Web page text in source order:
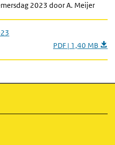
2023 door A. Meijer
PDF | 1,40 MB